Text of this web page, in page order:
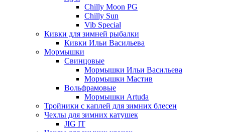
Chilly Moon PG
Chilly Sun
Vib Special
Кивки для зимней рыбалки
Кивки Ильи Васильева
Мормышки
Свинцовые
Мормышки Ильи Васильева
Мормышки Мастив
Вольфрамовые
Мормышки Artuda
Тройники с каплей для зимних блесен
Чехлы для зимних катушек
JIG IT